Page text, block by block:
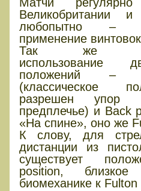
Великобритании
любопытно –
применение
Так же
использование
положений –
(классическое
разрешен
предплечье) и Back
«На спине», оно же
К слову, для
дистанции из
существует
position,
биомеханике к Fulton